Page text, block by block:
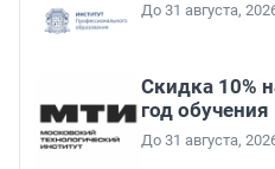
До 31 августа,
Скидка 10%
год обучения
До 31 августа,